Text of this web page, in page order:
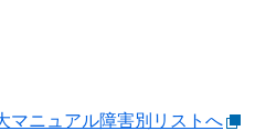
マニュアル障害別リストへ